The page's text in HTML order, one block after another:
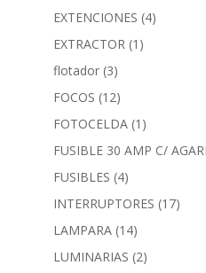
EXTENCIONES (4)
EXTRACTOR (1)
flotador (3)
FOCOS (12)
FOTOCELDA (1)
FUSIBLE 30 AMP C/
FUSIBLES (4)
INTERRUPTORES (17)
LAMPARA (14)
LUMINARIAS (2)